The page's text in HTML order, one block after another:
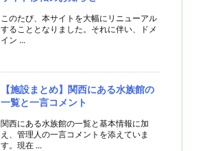
このたび、本サイトを大幅にリニューアル
することとなりました。それに伴い、ドメ
イン ...
【施設まとめ】関西にある水族館の
一覧と一言コメント
関西にある水族館の一覧と基本情報に加
え、管理人の一言コメントを添えていま
す。現在 ...